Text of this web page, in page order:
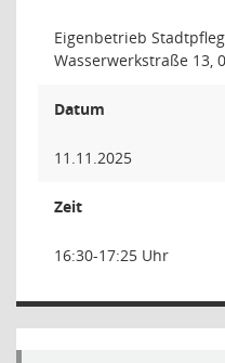
Eigenbetrieb
Wasserwerkstraße 13,
Datum
11.11.2025
Zeit
16:30-17:25 Uhr